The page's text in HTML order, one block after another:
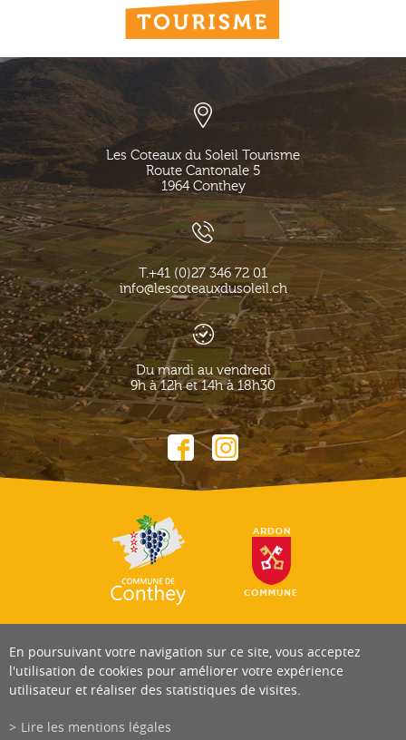
Les Coteaux du Soleil Tourisme
Route Cantonale 5
1964 Conthey
T.+41 (0)27 346 72 01
info@lescoteauxdusoleil.ch
Du mardi au vendredi
9h à 12h et 14h à 18h30
En poursuivant votre navigation sur ce site, vous acceptez
l'utilisation de cookies pour améliorer votre expérience
utilisateur et réaliser des statistiques de visites.
Lire les mentions légales